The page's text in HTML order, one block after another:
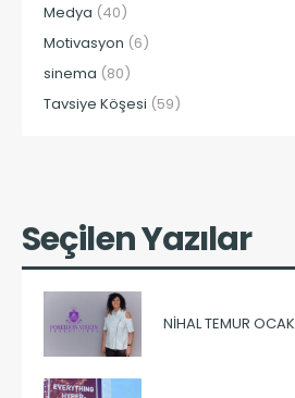
Medya (40)
Motivasyon (6)
sinema (80)
Tavsiye Köşesi (59)
Seçilen Yazılar
NIHAL TEMUR OCAK